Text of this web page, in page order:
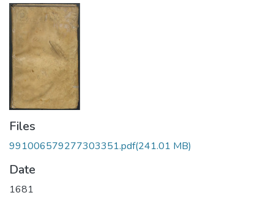
Files
991006579277303351.pdf(241.01 MB)
Date
1681